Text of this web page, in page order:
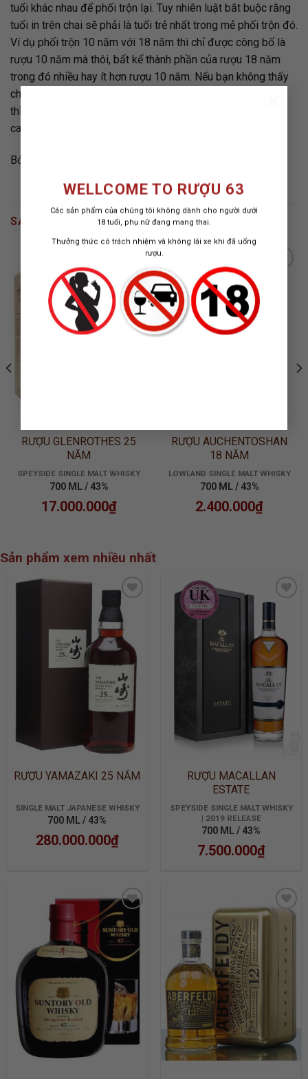
WELLCOME TO RƯỢU 63
Các sản phẩm của chúng tôi không dành cho người dưới
18 tuổi, phụ nữ đang mang thai.
Thưởng thức có trách nhiệm và không lái xe khi đã uống
rượu.
tuổi khác nhau để phối trộn lại. Tuy nhiên luật bắt buộc rằng
tuổi in trên chai sẽ phải là tuổi trẻ nhất trong mẻ phối trộn đó.
Ví dụ phối trộn 10 năm với 18 năm thì chỉ được công bố là
rượu 10 năm mà thôi, bất kể thành phần của rượu 18 năm
trong đó nhiều hay ít hơn rượu 10 năm. Nếu bạn không thấy
chữ
thì sẽ lọt vào hết vào trường hợp phối trộn từ nhiều thùng
cask.
Bởi Jack Kao.
SẢN PHẨM TƯƠNG TỰ
ADD TO
WISHLIST
RƯỢU GLENROTHES 25
NĂM
SPEYSIDE SINGLE MALT WHISKY
700 ML / 43%
17.000.000₫
ADD TO
WISHLIST
RƯỢU AUCHENTOSHAN
18 NĂM
LOWLAND SINGLE MALT WHISKY
700 ML / 43%
2.400.000₫
Sản phẩm xem nhiều nhất
ADD TO
WISHLIST
RƯỢU YAMAZAKI 25 NĂM
SINGLE MALT JAPANESE WHISKY
700 ML / 43%
280.000.000₫
ADD TO
WISHLIST
RƯỢU MACALLAN
ESTATE
SPEYSIDE SINGLE MALT WHISKY
| 2019 RELEASE
700 ML / 43%
7.500.000₫
ADD TO
WISHLIST
ADD TO
WISHLIST